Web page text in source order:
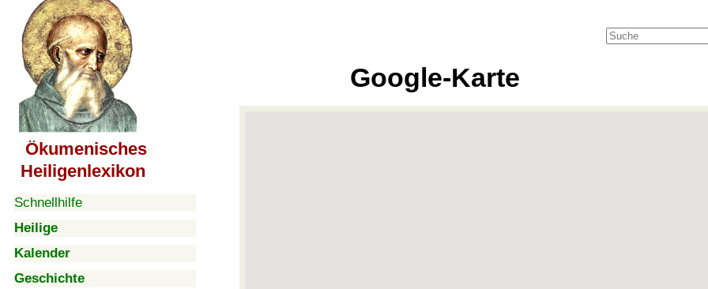
Ökumenisches
Heiligenlexikon
Schnellhilfe
Heilige
Kalender
Geschichte
Google-Karte